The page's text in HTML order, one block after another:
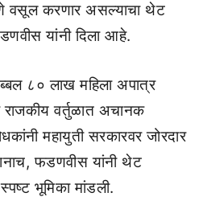
वसूल करणार असल्याचा थेट
यांनी दिला आहे.
८० लाख महिला अपात्र
वर्तुळात अचानक
महायुती सरकारवर जोरदार
फडणवीस यांनी थेट
भूमिका मांडली.